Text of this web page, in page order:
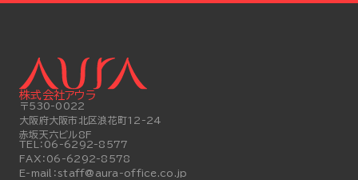
株式会社アウラ
〒530-0022
大阪府大阪市北区浪花町12-24
赤坂天六ビル8F
TEL： 06-6292-8577
FAX： 06-6292-8578
E-mail： staff@aura-office.co.jp